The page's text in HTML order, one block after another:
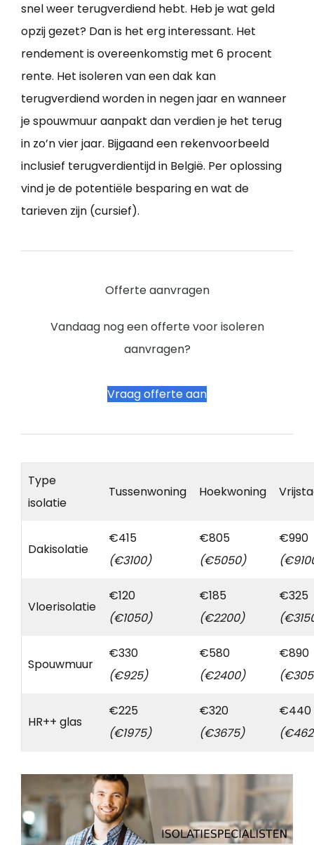
snel weer terugverdiend hebt. Heb je wat geld
opzij gezet? Dan is het erg interessant. Het
rendement is overeenkomstig met 6 procent
rente. Het isoleren van een dak kan
terugverdiend worden in negen jaar en wanneer
je spouwmuur aanpakt dan verdien je het terug
in zo’n vier jaar. Bijgaand een rekenvoorbeeld
inclusief terugverdientijd in België. Per oplossing
vind je de potentiële besparing en wat de
tarieven zijn (cursief).
Offerte aanvragen
Vandaag nog een offerte voor isoleren
aanvragen?
Vraag offerte aan
Type
isolatie
Tussenwoning Hoekwoning
Dakisolatie
€415
(€3100)
€805
(€5050)
€990
Vloerisolatie
€120
(€1050)
€185
(€2200)
€325
Spouwmuur
€330
(€925)
€580
(€2400)
€890
HR++ glas
€225
(€1975)
€320
(€3675)
€440